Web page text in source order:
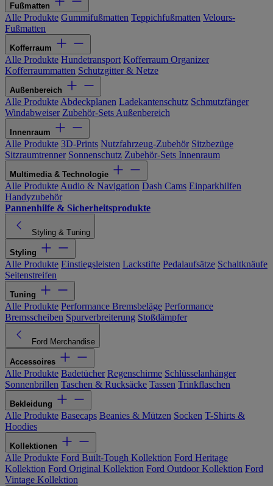
Fußmatten
Alle Produkte Gummifußmatten Teppichfußmatten Velours-
Fußmatten
Kofferraum
Alle Produkte Hundetransport Kofferraum Organizer
Kofferraummatten Schutzgitter & Netze
Außenbereich
Alle Produkte Abdeckplanen Ladekantenschutz Schmutzfänger
Windabweiser Zubehör-Sets Außenbereich
Innenraum
Alle Produkte 3D-Prints Nutzfahrzeug-Zubehör Sitzbezüge
Sitzraumtrenner Sonnenschutz Zubehör-Sets Innenraum
Multimedia & Technologie
Alle Produkte Audio & Navigation Dash Cams Einparkhilfen
Handyzubehör
Pannenhilfe & Sicherheitsprodukte
Styling & Tuning
Styling
Alle Produkte Einstiegsleisten Lackstifte Pedalaufsätze Schaltknäufe
Seitenstreifen
Tuning
Alle Produkte Performance Bremsbeläge Performance
Bremsscheiben Spurverbreiterung Stoßdämpfer
Ford Merchandise
Accessoires
Alle Produkte Badetücher Regenschirme Schlüsselanhänger
Sonnenbrillen Taschen & Rucksäcke Tassen Trinkflaschen
Bekleidung
Alle Produkte Basecaps Beanies & Mützen Socken T-Shirts &
Hoodies
Kollektionen
Alle Produkte Ford Built-Tough Kollektion Ford Heritage
Kollektion Ford Original Kollektion Ford Outdoor Kollektion Ford
Vintage Kollektion